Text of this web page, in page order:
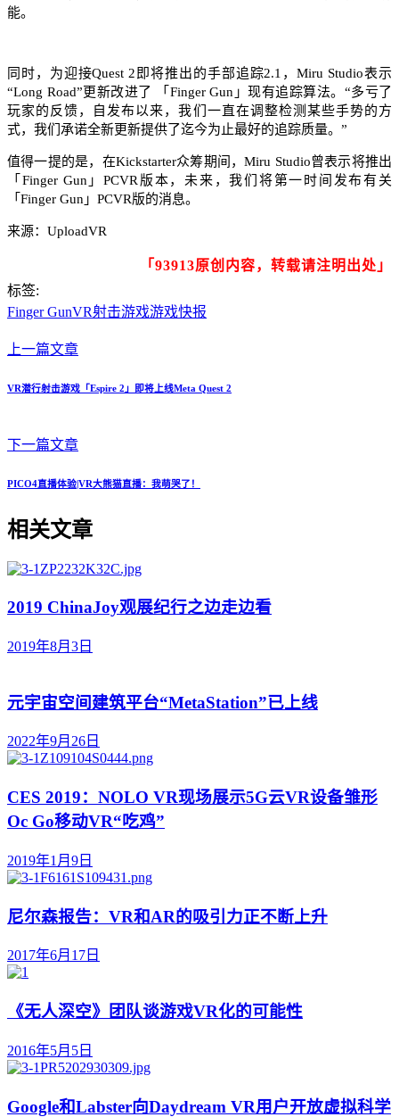
能。
同时，为迎接Quest 2即将推出的手部追踪2.1，Miru Studio表示
“Long Road”更新改进了 「Finger Gun」现有追踪算法。“多亏了
玩家的反馈，自发布以来，我们一直在调整检测某些手势的方
式，我们承诺全新更新提供了迄今为止最好的追踪质量。”
值得一提的是，在Kickstarter众筹期间，Miru Studio曾表示将推出
「Finger Gun」PCVR版本，未来，我们将第一时间发布有关
「Finger Gun」PCVR版的消息。
来源：UploadVR
「93913原创内容，转载请注明出处」
标签:
Finger GunVR射击游戏游戏快报
上一篇文章
VR潜行射击游戏「Espire 2」即将上线Meta Quest 2
下一篇文章
PICO4直播体验|VR大熊猫直播：我萌哭了！
相关文章
2019 ChinaJoy观展纪行之边走边看
2019年8月3日
元宇宙空间建筑平台“MetaStation”已上线
2022年9月26日
CES 2019：NOLO VR现场展示5G云VR设备雏形
Oc Go移动VR“吃鸡”
2019年1月9日
尼尔森报告：VR和AR的吸引力正不断上升
2017年6月17日
《无人深空》团队谈游戏VR化的可能性
2016年5月5日
Google和Labster向Daydream VR用户开放虚拟科学